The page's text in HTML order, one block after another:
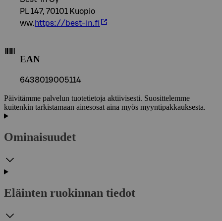
PL 147, 70101 Kuopio
ww. https://best-in.fi
EAN
6438019005114
Päivitämme palvelun tuotetietoja aktiivisesti. Suosittelemme
kuitenkin tarkistamaan ainesosat aina myös myyntipakkauksesta.
Ominaisuudet
Eläinten ruokinnan tiedot